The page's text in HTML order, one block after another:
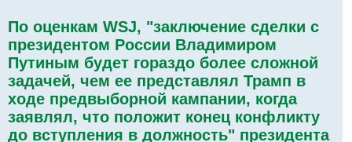
По оценкам WSJ, "заключение сделки с
президентом России Владимиром
Путиным будет гораздо более сложной
задачей, чем ее представлял Трамп в
ходе предвыборной кампании, когда
заявлял, что положит конец конфликту
до вступления в должность" президента